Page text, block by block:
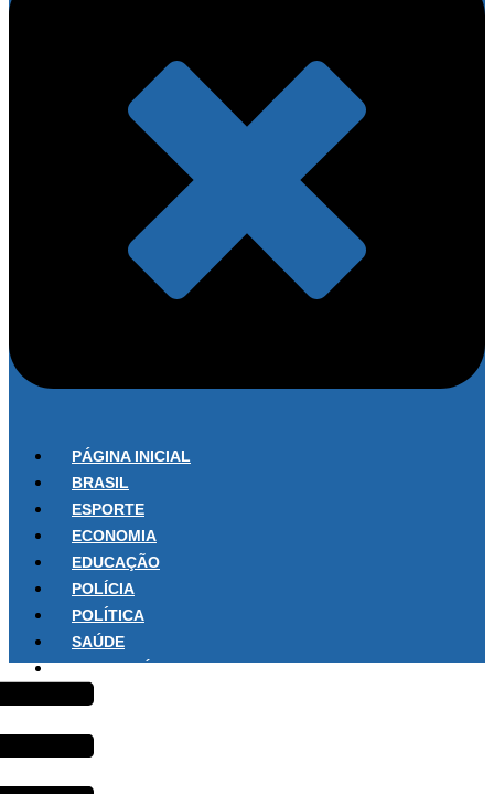
PÁGINA INICIAL
BRASIL
ESPORTE
ECONOMIA
EDUCAÇÃO
POLÍCIA
POLÍTICA
SAÚDE
SOBRE NÓS